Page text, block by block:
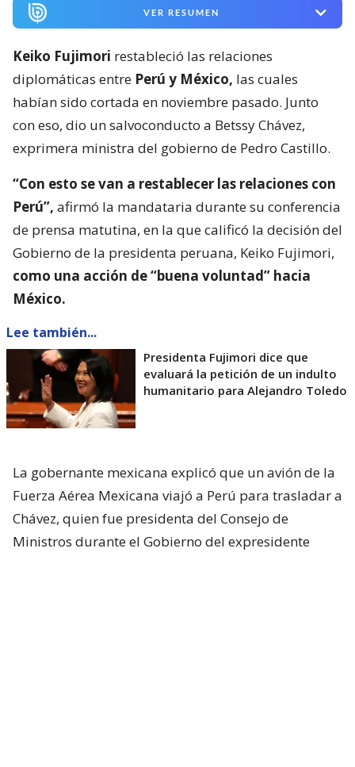
VER RESUMEN
Keiko Fujimori restableció las relaciones
diplomáticas entre Perú y México, las cuales
habían sido cortada en noviembre pasado. Junto
con eso, dio un salvoconducto a Betssy Chávez,
exprimera ministra del gobierno de Pedro Castillo.
“Con esto se van a restablecer las relaciones con
Perú”, afirmó la mandataria durante su conferencia
de prensa matutina, en la que calificó la decisión del
Gobierno de la presidenta peruana, Keiko Fujimori,
como una acción de “buena voluntad” hacia
México.
Lee también...
Presidenta Fujimori dice que
evaluará la petición de un indulto
humanitario para Alejandro Toledo
La gobernante mexicana explicó que un avión de la
Fuerza Aérea Mexicana viajó a Perú para trasladar a
Chávez, quien fue presidenta del Consejo de
Ministros durante el Gobierno del expresidente